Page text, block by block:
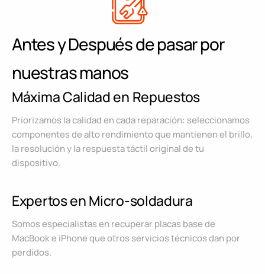
Antes y Después de pasar por
nuestras manos
Máxima Calidad en Repuestos
Priorizamos la calidad en cada reparación: seleccionamos
componentes de alto rendimiento que mantienen el brillo,
la resolución y la respuesta táctil original de tu
dispositivo.
Expertos en Micro-soldadura
Somos especialistas en recuperar placas base de
MacBook e iPhone que otros servicios técnicos dan por
perdidos.